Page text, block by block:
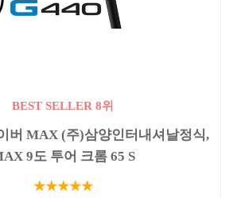
BEST SELLER 8위
버 MAX (주)삼양인터내셔날정식,
9도 투어 크롬 65 S
★★★★★